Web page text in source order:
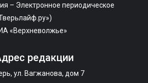
– Электронное периодическое
«Верхневолжье»
редакции
ул. Вагжанова, дом 7